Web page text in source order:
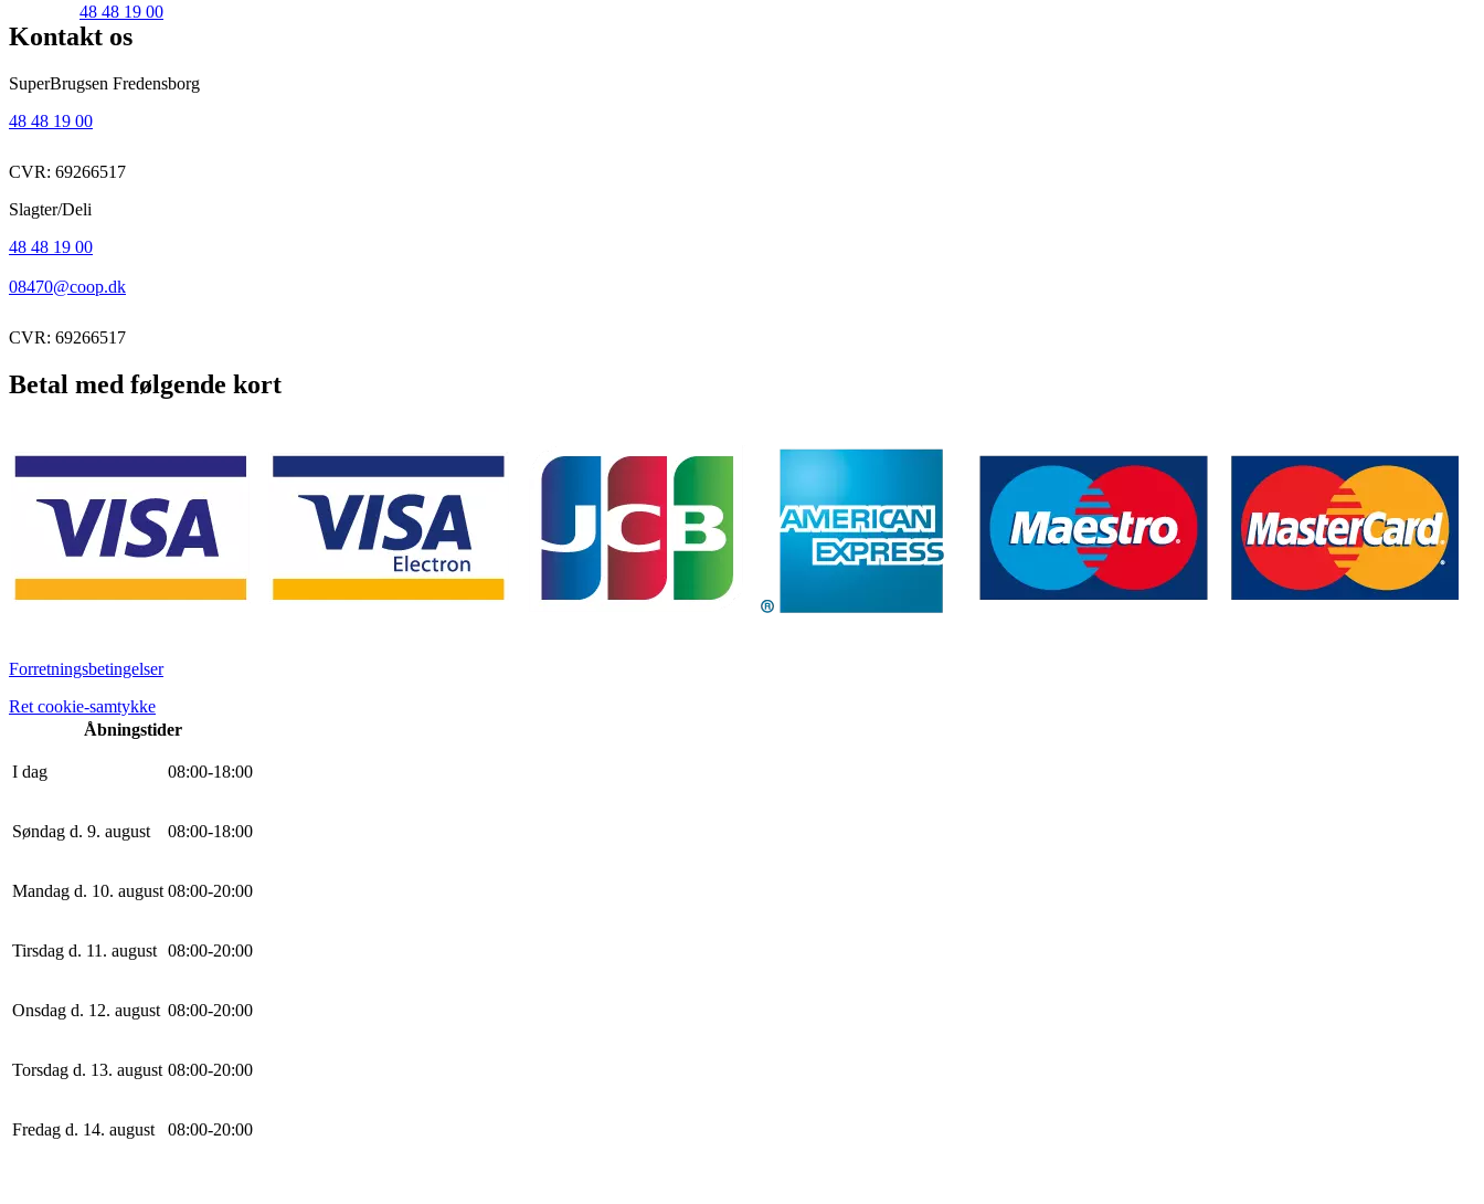
48 48 19 00
Kontakt os
SuperBrugsen Fredensborg
48 48 19 00
CVR: 69266517
Slagter/Deli
48 48 19 00
08470@coop.dk
CVR: 69266517
Betal med følgende kort
Forretningsbetingelser
Ret cookie-samtykke
Åbningstider
I dag 08:00-18:00
Søndag d. 9. august 08:00-18:00
Mandag d. 10. august 08:00-20:00
Tirsdag d. 11. august 08:00-20:00
Onsdag d. 12. august 08:00-20:00
Torsdag d. 13. august 08:00-20:00
Fredag d. 14. august 08:00-20:00